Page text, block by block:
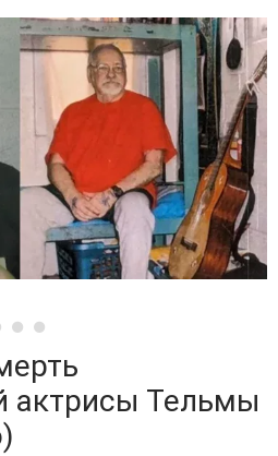
актрисы Тельмы